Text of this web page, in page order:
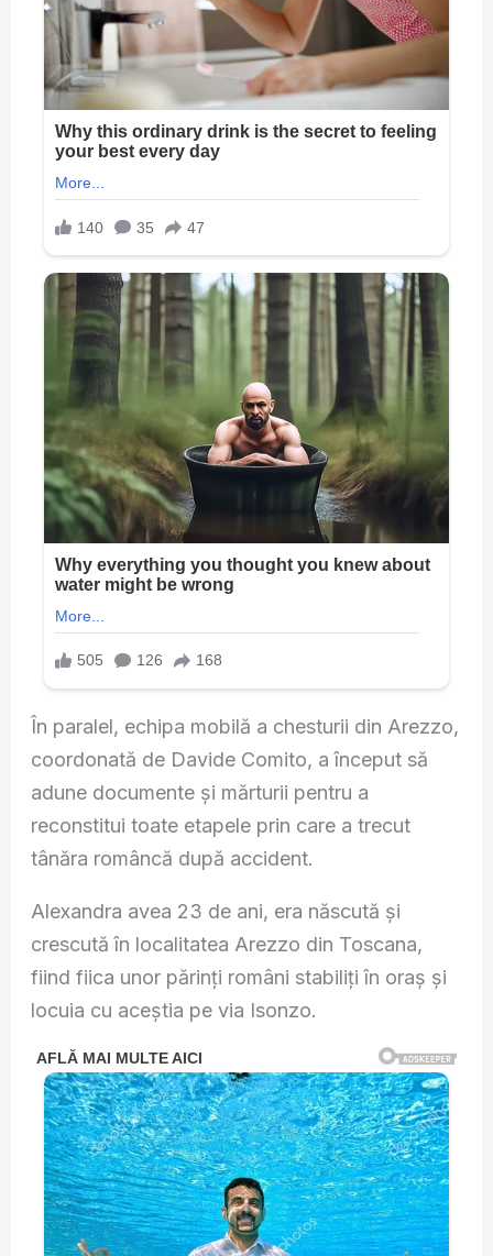
În paralel, echipa mobilă a chesturii din Arezzo,
coordonată de Davide Comito, a început să
adune documente și mărturii pentru a
reconstitui toate etapele prin care a trecut
tânăra româncă după accident.
Alexandra avea 23 de ani, era născută și
crescută în localitatea Arezzo din Toscana,
fiind fiica unor părinți români stabiliți în oraș și
locuia cu aceștia pe via Isonzo.